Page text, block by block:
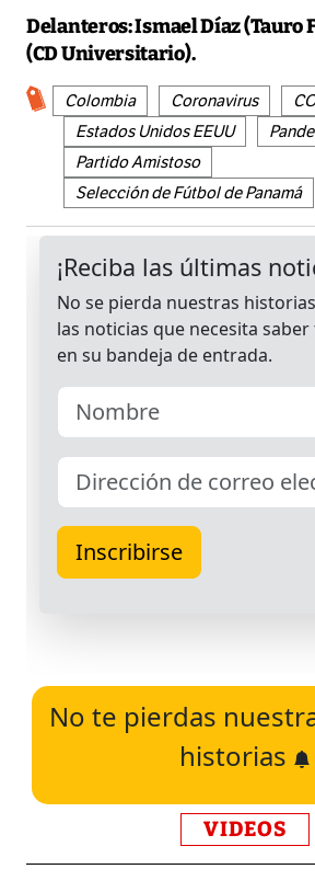
Delanteros:Ismael Díaz (Tauro
(CD Universitario).
Colombia Coronavirus
Estados Unidos EEUU
Partido Amistoso
Selección de Fútbol de Panamá
No te pierdas
historias
VIDEOS